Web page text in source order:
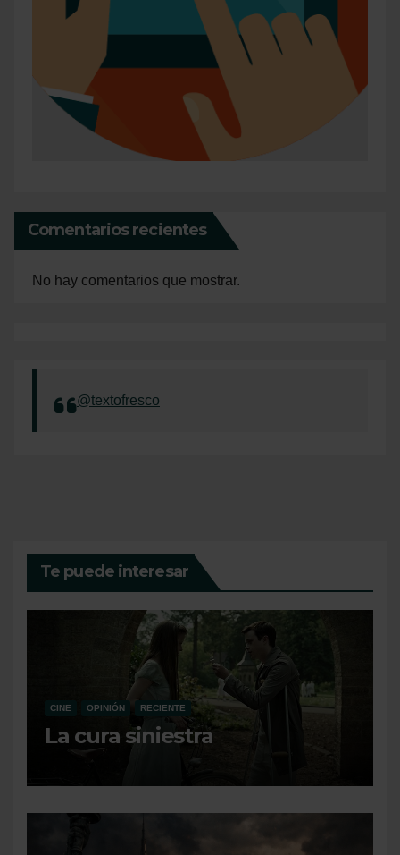
Comentarios recientes
No hay comentarios que mostrar.
@textofresco
Te puede interesar
CINE OPINIÓN RECIENTE
La cura siniestra